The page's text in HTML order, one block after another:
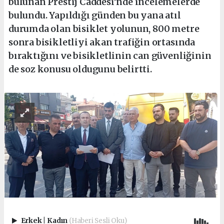
bulundu. Yapıldığı günden bu yana atıl
durumda olan bisiklet yolunun, 800 metre
sonra bisikletliyi akan trafiğin ortasında
bıraktığını ve bisikletlinin can güvenliğinin
de soz konusu oldugunu belirtti.
Erkek Kadın (Haberi Sesli Oku)